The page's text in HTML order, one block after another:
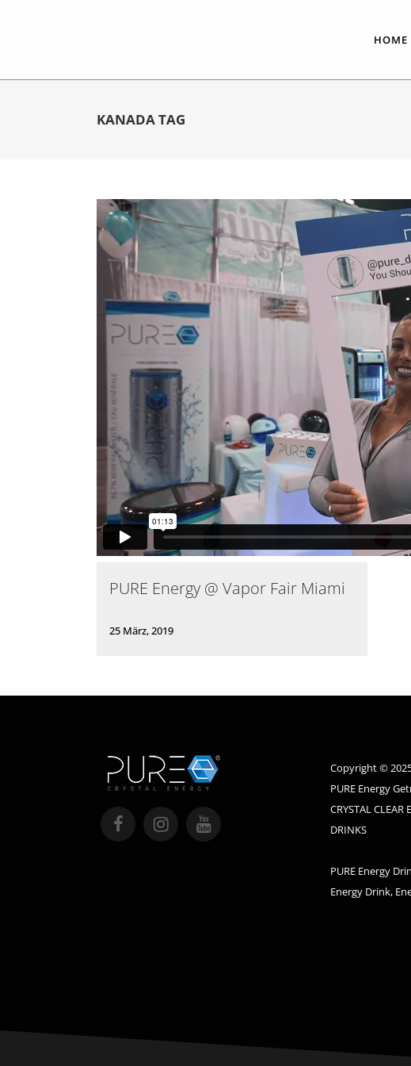
HOME
KANADA TAG
PURE Energy @ Vapor Fair Miami
25 März, 2019
Copyright ©
PURE Energy
CRYSTAL CLEAR
DRINKS
PURE Energy
Energy Drink,